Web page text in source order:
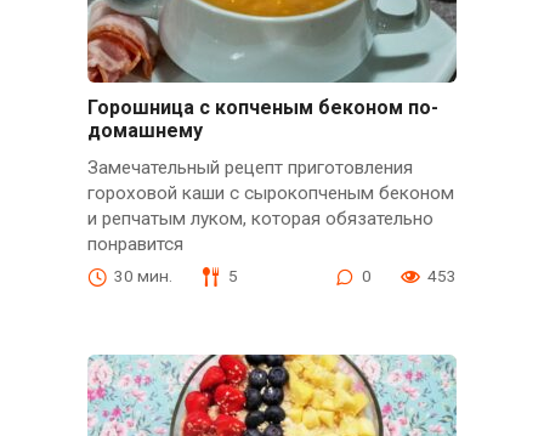
Горошница с копченым беконом по-
домашнему
Замечательный рецепт приготовления
гороховой каши с сырокопченым беконом
и репчатым луком, которая обязательно
понравится
30 мин. 5 0 453